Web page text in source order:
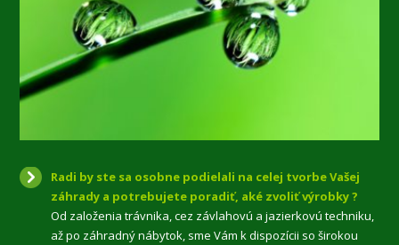
Radi by ste sa osobne podielali na celej tvorbe Vašej
záhrady a potrebujete poradiť, aké zvoliť výrobky ?
Od založenia trávnika, cez závlahovú a jazierkovú techniku,
až po záhradný nábytok, sme Vám k dispozícii so širokou